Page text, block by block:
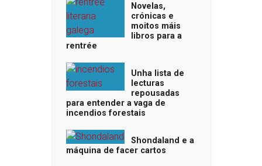
Novelas,
crónicas e
moitos máis
libros para a
rentrée
Unha lista de
lecturas
repousadas
para entender a vaga de
incendios forestais
Shondaland e a
máquina de facer cartos